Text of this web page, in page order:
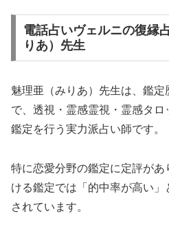
電話占いヴェルニの復縁
りあ）先生
魅理亜（みりあ）先生は、鑑
で、透視・霊感霊視・霊感タ
鑑定を行う実力派占い師です。
特に恋愛分野の鑑定に定評が
ける鑑定では「的中率が高い
されています。